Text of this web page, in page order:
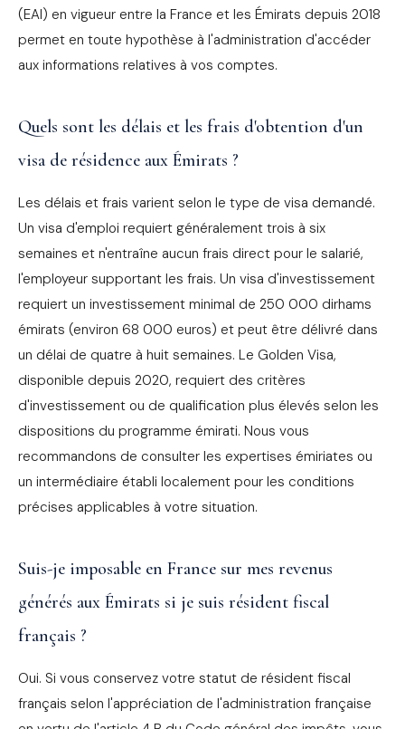
(EAI) en vigueur entre la France et les Émirats depuis 2018
permet en toute hypothèse à l'administration d'accéder
aux informations relatives à vos comptes.
Quels sont les délais et les frais d'obtention d'un
visa de résidence aux Émirats ?
Les délais et frais varient selon le type de visa demandé.
Un visa d'emploi requiert généralement trois à six
semaines et n'entraîne aucun frais direct pour le salarié,
l'employeur supportant les frais. Un visa d'investissement
requiert un investissement minimal de 250 000 dirhams
émirats (environ 68 000 euros) et peut être délivré dans
un délai de quatre à huit semaines. Le Golden Visa,
disponible depuis 2020, requiert des critères
d'investissement ou de qualification plus élevés selon les
dispositions du programme émirati. Nous vous
recommandons de consulter les expertises émiriates ou
un intermédiaire établi localement pour les conditions
précises applicables à votre situation.
Suis-je imposable en France sur mes revenus
générés aux Émirats si je suis résident fiscal
français ?
Oui. Si vous conservez votre statut de résident fiscal
français selon l'appréciation de l'administration française